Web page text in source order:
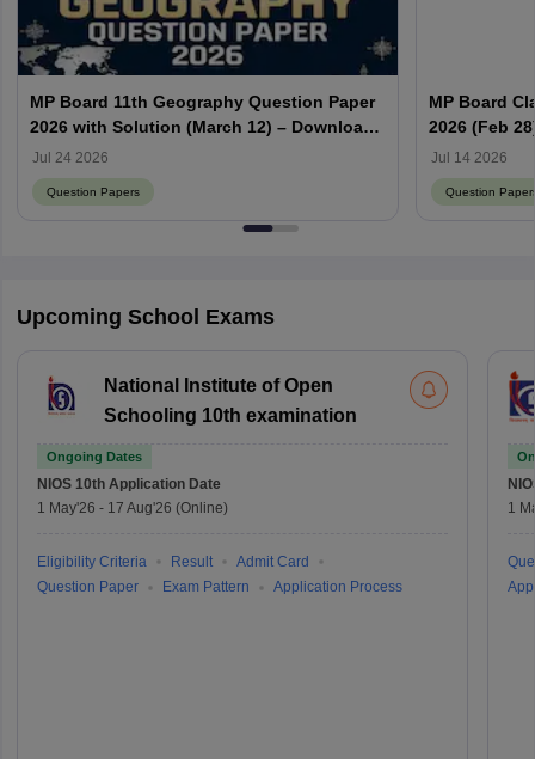
MP Board 11th Geography Question Paper
2026 with Solution (March 12) – Download
PDF
Jul 24 2026
Question Papers
MP Board
2026 (Feb
PDF
Jul 14 2026
Question
Upcoming School Exams
National Institute of Open
Schooling 10th examination
Ongoing Dates
NIOS 10th Application Date
1 May'26 - 17 Aug'26 (Online)
Eligibility Criteria Result
Admit Card
Question Paper
Exam Pattern Application Process
1